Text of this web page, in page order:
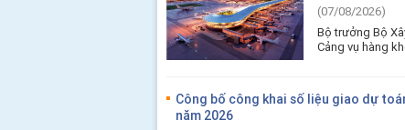
(07/08/2026)
Bộ trưởng Bộ
Cảng vụ hàng
Công bố công khai số liệu giao dự
năm 2026